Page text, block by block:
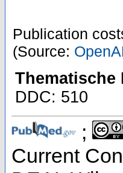
Publication
(Source:
DDC: 510
;
Current